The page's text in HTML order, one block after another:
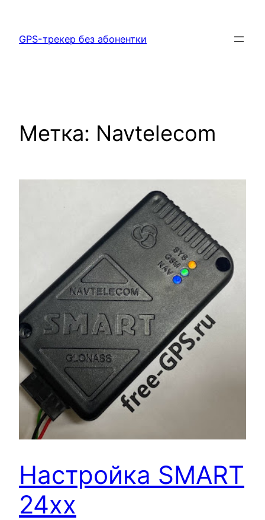
содержимому
GPS-трекер без абонентки
Метка: Navtelecom
Настройка SMART
24xx